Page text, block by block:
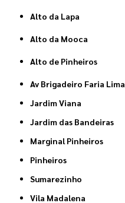
Alto da Lapa
Alto da Mooca
Alto de Pinheiros
Av Brigadeiro Faria Lima
Jardim Viana
Jardim das Bandeiras
Marginal Pinheiros
Pinheiros
Sumarezinho
Vila Madalena